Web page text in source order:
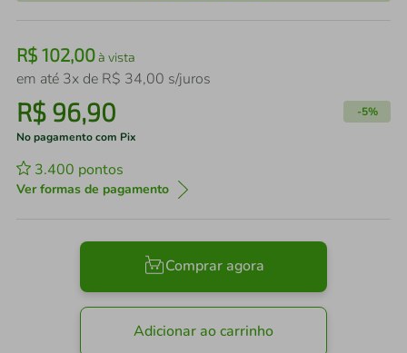
R$ 102,00à vista
em até 3x de R$ 34,00 s/juros
R$ 96,90 -5%
No pagamento com Pix
3.400 pontos
Ver formas de pagamento
Comprar agora
Adicionar ao carrinho